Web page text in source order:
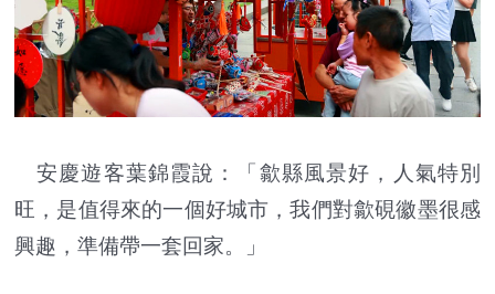
安慶遊客葉錦霞說：「歙縣風景好，人氣特別
旺，是值得來的一個好城市，我們對歙硯徽墨很感
興趣，準備帶一套回家。」